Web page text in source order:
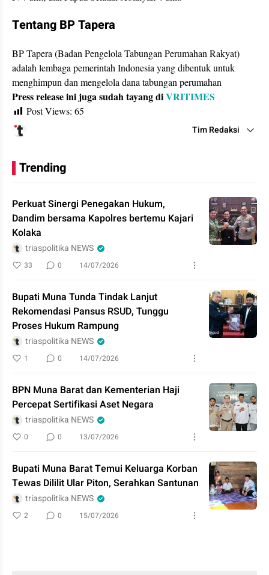
Tentang BP Tapera
BP Tapera (Badan Pengelola Tabungan Perumahan Rakyat)
adalah lembaga pemerintah Indonesia yang dibentuk untuk
menghimpun dan mengelola dana tabungan perumahan
Press release ini juga sudah tayang diVRITIMES
Post Views: 65
Tim Redaksi
Trending
Perkuat Sinergi Penegakan Hukum,
Dandim bersama Kapolres bertemu Kajari
Kolaka
triaspolitika NEWS
33 0 14/07/2026
Bupati Muna Tunda Tindak Lanjut
Rekomendasi Pansus RSUD, Tunggu
Proses Hukum Rampung
triaspolitika NEWS
1 0 14/07/2026
BPN Muna Barat dan Kementerian Haji
Percepat Sertifikasi Aset Negara
triaspolitika NEWS
0 0 13/07/2026
Bupati Muna Barat Temui Keluarga Korban
Tewas Dililit Ular Piton, Serahkan Santunan
triaspolitika NEWS
2 0 15/07/2026